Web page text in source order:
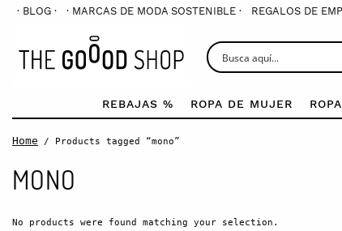
· BLOG · · MARCAS DE MODA SOSTENIBLE · REGALOS DE
REBAJAS % ROPA DE MUJER
Home / Products tagged “mono”
MONO
No products were found matching your selection.